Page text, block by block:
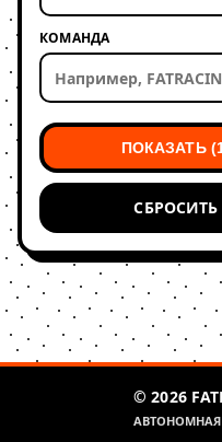
КОМАНДА
ПОКАЗАТЬ
СБРОСИТЬ
© 2026
АВТОНОМНАЯ